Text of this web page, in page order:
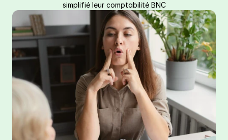
simplifié leur comptabilité BNC